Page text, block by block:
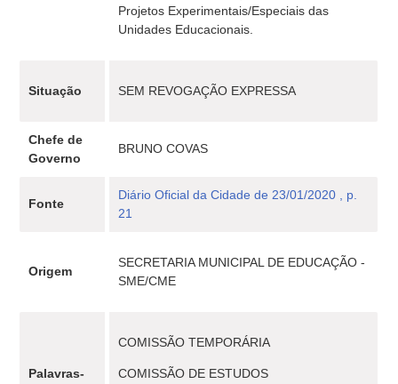
Projetos Experimentais/Especiais das
Unidades Educacionais.
Situação SEM REVOGAÇÃO EXPRESSA
Chefe de
Governo
BRUNO COVAS
Fonte
Diário Oficial da Cidade de 23/01/2020 , p.
21
Origem
SECRETARIA MUNICIPAL DE EDUCAÇÃO -
SME/CME
Palavras-
COMISSÃO TEMPORÁRIA
COMISSÃO DE ESTUDOS